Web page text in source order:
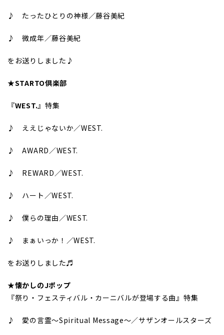
♪ たったひとりの神様／藤谷美紀
♪ 微成年／藤谷美紀
をお送りしました♪
★STARTO倶楽部
『WEST. 』特集
♪ ええじゃないか／WEST.
♪ AWARD／WEST.
♪ REWARD／WEST.
♪ ハート／WEST.
♪ 僕らの理由／WEST.
♪ まぁいっか！／WEST.
をお送りしました♬
★懐かしのJポップ
『祭り・フェスティバル・カーニバルが登場する曲』特集
♪ 愛の言霊～Spiritual Message～／サザンオールスターズ